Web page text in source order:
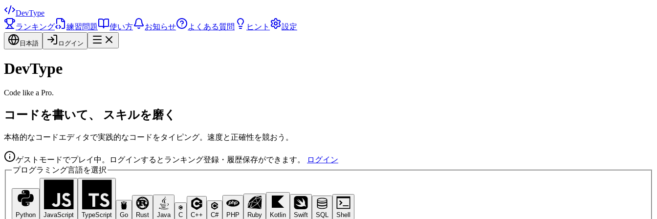
DevType
ランキング
練習問題 使い方 お知らせ よくある質問 ヒント 設定
日本語 ログイン
DevType
Code like a Pro.
コードを書いて、 スキルを磨く
本格的なコードエディタで実践的なコードをタイピング。速度と正確性を競おう。
ゲストモードでプレイ中。ログインするとランキング登録・履歴保存ができます。
ログイン
プログラミング言語を選択
Python JavaScript TypeScript Go Rust Java C C++ C# PHP Ruby Kotlin Swift SQL Shell